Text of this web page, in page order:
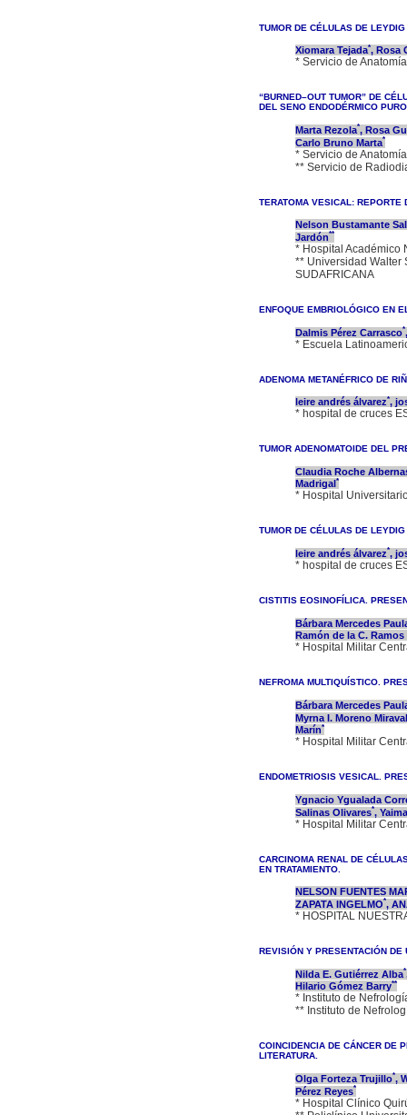
TUMOR DE CÉLULAS DE LEYDIG
Xiomara Tejada*, Rosa
* Servicio de
“BURNED–OUT TUMOR” DE
DEL SENO ENDODÉRMICO
Marta Rezola*, Rosa
Carlo Bruno Marta*
* Servicio de
** Servicio de
TERATOMA VESICAL: REPORTE
Nelson Bustamante
Jardón**
* Hospital Académico
** Universidad Walter
SUDAFRICANA
ENFOQUE EMBRIOLÓGICO EN
Dalmis Pérez Carrasco*
* Escuela
ADENOMA METANÉFRICO DE
leire andrés álvarez*,
* hospital de cruces
TUMOR ADENOMATOIDE DEL
Claudia Roche
Madrigal *
* Hospital
TUMOR DE CÉLULAS DE LEYDIG
leire andrés álvarez*,
* hospital de cruces
CISTITIS EOSINOFÍLICA.
Bárbara Mercedes
Ramón de la C. Ramos
* Hospital Militar
NEFROMA MULTIQUÍSTICO.
Bárbara Mercedes
Myrna I. Moreno
Marín*
* Hospital Militar
ENDOMETRIOSIS VESICAL.
Ygnacio Ygualada
Salinas Olivares*,
* Hospital Militar
CARCINOMA RENAL DE
EN TRATAMIENTO.
NELSON FUENTES
ZAPATA INGELMO*,
* HOSPITAL
REVISIÓN Y PRESENTACIÓN
Nilda E. Gutiérrez Alba*
Hilario Gómez Barry**
* Instituto de
** Instituto de
COINCIDENCIA DE CÁNCER DE
LITERATURA.
Olga Forteza Trujillo*,
Pérez Reyes*
* Hospital Clínico